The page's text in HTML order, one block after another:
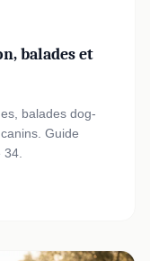
balades et
balades dog-
Guide
34.